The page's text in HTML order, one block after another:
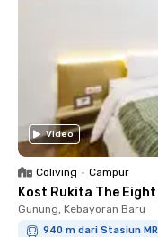
Video
Coliving • Campur
Kost Rukita The
Gunung, Kebayoran Baru
940 m dari Stasiun